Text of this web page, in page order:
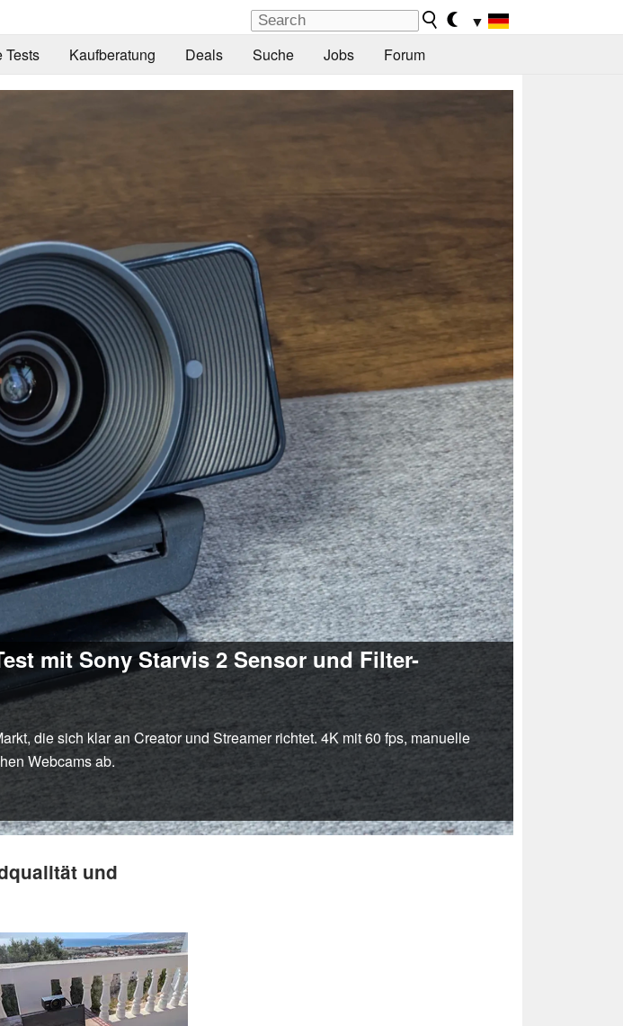
▼
Tests Kaufberatung Deals Suche Jobs Forum
mit Sony Starvis 2 Sensor und Filter-
die sich klar an Creator und Streamer richtet. 4K mit 60 fps, manuelle
Webcams ab.
und